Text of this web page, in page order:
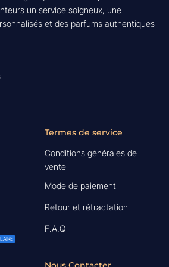
un service soigneux, une
et des parfums authentiques
Termes de service
Conditions générales de
vente
Mode de paiement
Retour et rétractation
F.A.Q